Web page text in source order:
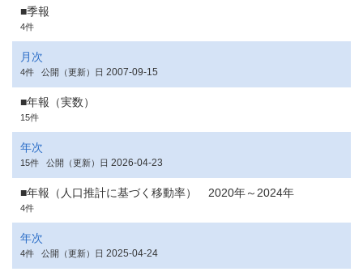
■季報
4件
月次
4件 公開（更新）日 2007-09-15
■年報（実数）
15件
年次
15件 公開（更新）日 2026-04-23
■年報（人口推計に基づく移動率） 2020年～2024年
4件
年次
4件 公開（更新）日 2025-04-24